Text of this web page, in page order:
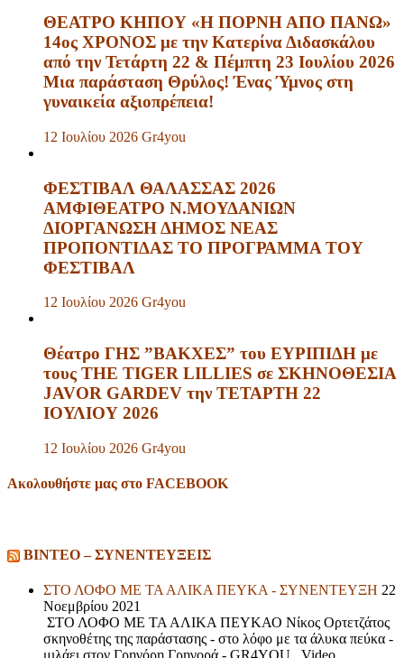
ΘΕΑΤΡΟ ΚΗΠΟΥ «Η ΠΟΡΝΗ ΑΠΟ ΠΑΝΩ»
14ος ΧΡΟΝΟΣ με την Κατερίνα Διδασκάλου
από την Τετάρτη 22 & Πέμπτη 23 Ιουλίου 2026
Μια παράσταση Θρύλος! Ένας Ύμνος στη
γυναικεία αξιοπρέπεια!
12 Ιουλίου 2026 Gr4you
ΦΕΣΤΙΒΑΛ ΘΑΛΑΣΣΑΣ 2026
ΑΜΦΙΘΕΑΤΡΟ Ν.ΜΟΥΔΑΝΙΩΝ
ΔΙΟΡΓΑΝΩΣΗ ΔΗΜΟΣ ΝΕΑΣ
ΠΡΟΠΟΝΤΙΔΑΣ ΤΟ ΠΡΟΓΡΑΜΜΑ ΤΟΥ
ΦΕΣΤΙΒΑΛ
12 Ιουλίου 2026 Gr4you
Θέατρο ΓΗΣ ”ΒΑΚΧΕΣ” του ΕΥΡΙΠΙΔΗ με
τους THE TIGER LILLIES σε ΣΚΗΝΟΘΕΣΙΑ
JAVOR GARDEV την ΤΕΤΑΡΤΗ 22
ΙΟΥΛΙΟΥ 2026
12 Ιουλίου 2026 Gr4you
Ακολουθήστε μας στο FACEBOOK
ΒΙΝΤΕΟ – ΣΥΝΕΝΤΕΥΞΕΙΣ
ΣΤΟ ΛΟΦΟ ΜΕ ΤΑ ΑΛΙΚΑ ΠΕΥΚΑ - ΣΥΝΕΝΤΕΥΞΗ 22
Νοεμβρίου 2021
ΣΤΟ ΛΟΦΟ ΜΕ ΤΑ ΑΛΙΚΑ ΠΕΥΚΑΟ Νίκος Ορτετζάτος
σκηνοθέτης της παράστασης - στο λόφο με τα άλυκα πεύκα -
μιλάει στον Γρηγόρη Γρηγορά - GR4YOU . Video